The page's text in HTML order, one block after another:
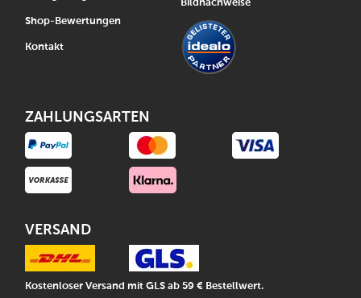
Shop-Bewertungen
Kontakt
Bildnachweise
ZAHLUNGSARTEN
VERSAND
Kostenloser Versand mit GLS ab 59 € Bestellwert.